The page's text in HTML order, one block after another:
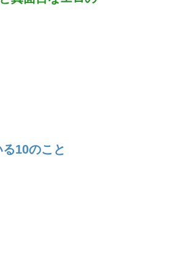
10のこと